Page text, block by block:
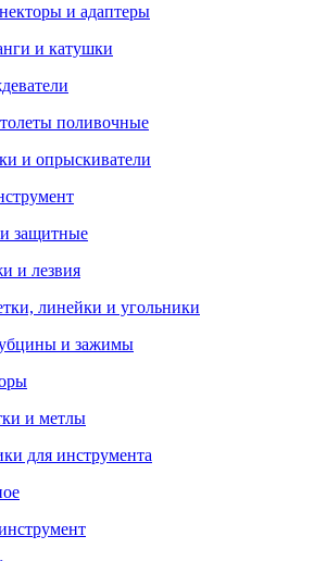
и адаптеры
и катушки
поливочные
и опрыскиватели
защитные
и лезвия
линейки и угольники
и зажимы
и метлы
для инструмента